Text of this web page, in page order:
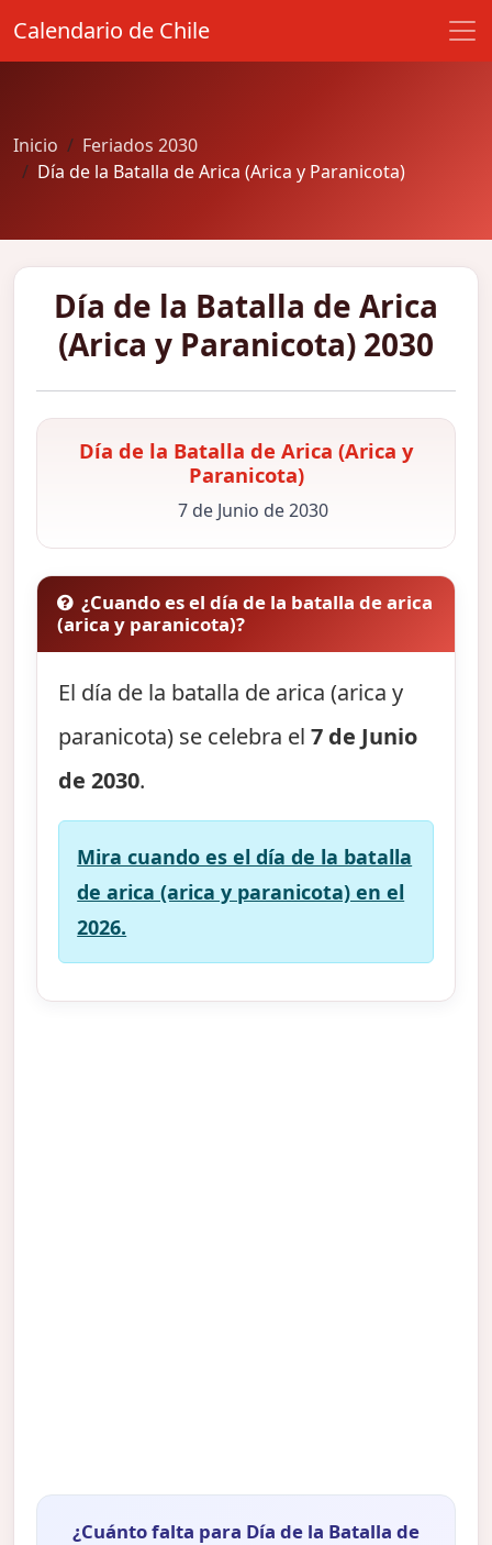
Calendario de Chile
Inicio
Feriados 2030
Día de la Batalla de Arica (Arica y Paranicota)
Día de la Batalla de Arica
(Arica y Paranicota) 2030
Día de la Batalla de Arica (Arica y
Paranicota)
7 de Junio de 2030
¿Cuando es el día de la batalla de arica
(arica y paranicota)?
El día de la batalla de arica (arica y
paranicota) se celebra el7 de Junio
de 2030.
Mira cuando es el día de la batalla
de arica (arica y paranicota) en el
2026.
¿Cuánto falta para Día de la Batalla de